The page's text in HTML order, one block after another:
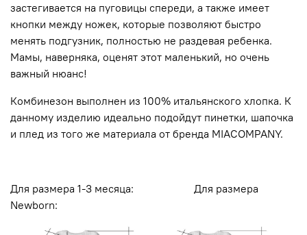
застегивается на пуговицы спереди, а также имеет
кнопки между ножек, которые позволяют быстро
менять подгузник, полностью не раздевая ребенка.
Мамы, наверняка, оценят этот маленький, но очень
важный нюанс!
Комбинезон выполнен из 100% итальянского хлопка. К
данному изделию идеально подойдут пинетки, шапочка
и плед из того же материала от бренда MIACOMPANY.
Для размера 1-3 месяца: Для размера
Newborn: